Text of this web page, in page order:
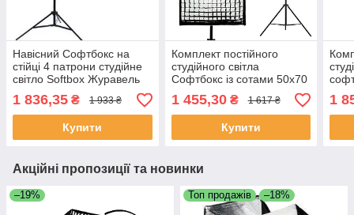
Навісний Софтбокс на
стійці 4 патрони студійне
світло Softbox Журавель
1 836,35 ₴ 1 933 ₴
Купити
Комплект постійного
студійного світла
Софтбокс із сотами 50х70
см + ​​​​​​​LED-лампа Lemanso
50W + штатив
1 455,30₴ 1 617 ₴
Купити
1
Акційні пропозиції та новинки
–19% Топ продажів –18%